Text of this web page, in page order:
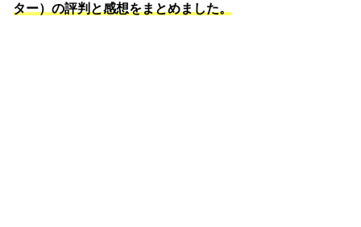
ター）の評判と感想をまとめました。